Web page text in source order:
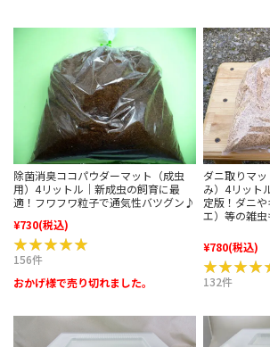
除菌消臭ココパウダーマット（成虫
用）4リットル｜新成虫の飼育に最
適！フワフワ粒子で通気性バツグン♪
¥730(税込)
★★★★★
★★★★★
156件
おかげ様で売り切れました。
ダニ取りマ
み）4リット
定版！ダニ
エ）等の雑虫
¥780(税込)
132件